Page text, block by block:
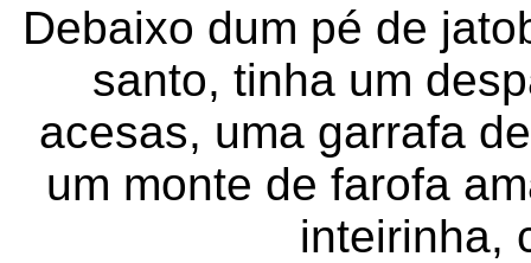
Debaixo dum pé de
santo, tinha um
acesas, uma garrafa
um monte de farofa
inteirinha,